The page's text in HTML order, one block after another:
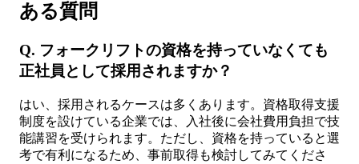
ある質問
Q. フォークリフトの資格を持っていなくても
正社員として採用されますか？
はい、採用されるケースは多くあります。資格取得支援
制度を設けている企業では、入社後に会社費用負担で技
能講習を受けられます。ただし、資格を持っていると選
考で有利になるため、事前取得も検討してみてくださ